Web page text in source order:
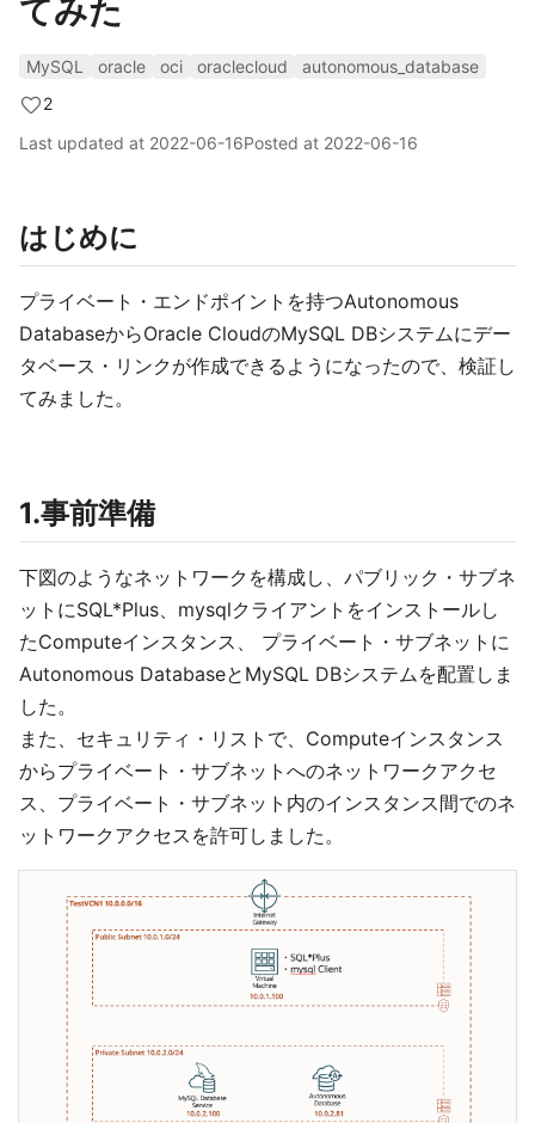
てみた
MySQL oracle oci oraclecloud
autonomous_database
2
Last updated at 2022-06-16Posted at 2022-06-16
はじめに
プライベート・エンドポイントを持つAutonomous
DatabaseからOracle CloudのMySQL DBシステムにデー
タベース・リンクが作成できるようになったので、検証し
てみました。
1.事前準備
下図のようなネットワークを構成し、パブリック・サブネ
ットにSQL*Plus、mysqlクライアントをインストールし
たComputeインスタンス、 プライベート・サブネットに
Autonomous DatabaseとMySQL DBシステムを配置しま
した。
また、セキュリティ・リストで、Computeインスタンス
からプライベート・サブネットへのネットワークアクセ
ス、プライベート・サブネット内のインスタンス間でのネ
ットワークアクセスを許可しました。